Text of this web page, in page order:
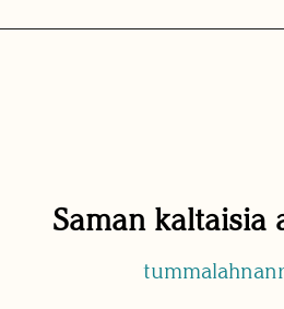
Saman kaltaisia